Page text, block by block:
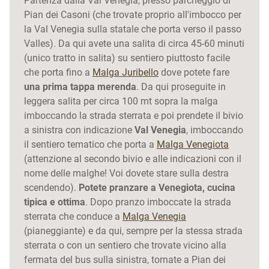
Pian dei Casoni (che trovate proprio all'imbocco per
la Val Venegia sulla statale che porta verso il passo
Valles). Da qui avete una salita di circa 45-60 minuti
(unico tratto in salita) su sentiero piuttosto facile
che porta fino a Malga Juribello dove potete fare
una prima tappa merenda. Da qui proseguite in
leggera salita per circa 100 mt sopra la malga
imboccando la strada sterrata e poi prendete il bivio
a sinistra con indicazione Val Venegia, imboccando
il sentiero tematico che porta a Malga Venegiota
(attenzione al secondo bivio e alle indicazioni con il
nome delle malghe! Voi dovete stare sulla destra
scendendo). Potete pranzare a Venegiota, cucina
tipica e ottima. Dopo pranzo imboccate la strada
sterrata che conduce a Malga Venegia
(pianeggiante) e da qui, sempre per la stessa strada
sterrata o con un sentiero che trovate vicino alla
fermata del bus sulla sinistra, tornate a Pian dei